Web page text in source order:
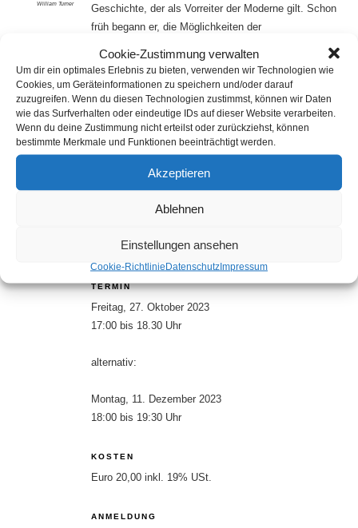
Cookie-Zustimmung verwalten
Um dir ein optimales Erlebnis zu bieten, verwenden wir Technologien wie
Cookies, um Geräteinformationen zu speichern und/oder darauf
zuzugreifen. Wenn du diesen Technologien zustimmst, können wir Daten
wie das Surfverhalten oder eindeutige IDs auf dieser Website verarbeiten.
Wenn du deine Zustimmung nicht erteilst oder zurückziehst, können
bestimmte Merkmale und Funktionen beeinträchtigt werden.
Akzeptieren
Ablehnen
Einstellungen ansehen
Cookie-RichtlinieDatenschutzImpressum
William Turner
Geschichte, der als Vorreiter der Moderne gilt. Schon
früh begann er, die Möglichkeiten der
Landschaftsmalerei zu erkunden, sowohl im Studium
berühmter Vorbilder wie in der direkten
Auseinandersetzung mit der Umwelt. Er löste sich
von den Konventionen der Gattung, integrierte
Naturwissenschaften, Mythos, Geschichte und
Zeitgeschehen. Bald lösten sich seine Werke so
deutlich von der anschaulichen Natur, dass sie in ihrer
Reduktion auf Farbe, Licht und Atmosphäre die
abbildende Funktion des Bildes in Frage stellten.
Darin verblüfften und provozierten sie die
erstaunliche Modernität.
TERMIN
Freitag, 27. Oktober 2023
17:00 bis 18.30 Uhr
alternativ:
Montag, 11. Dezember 2023
18:00 bis 19:30 Uhr
KOSTEN
Euro 20,00 inkl. 19% USt.
ANMELDUNG